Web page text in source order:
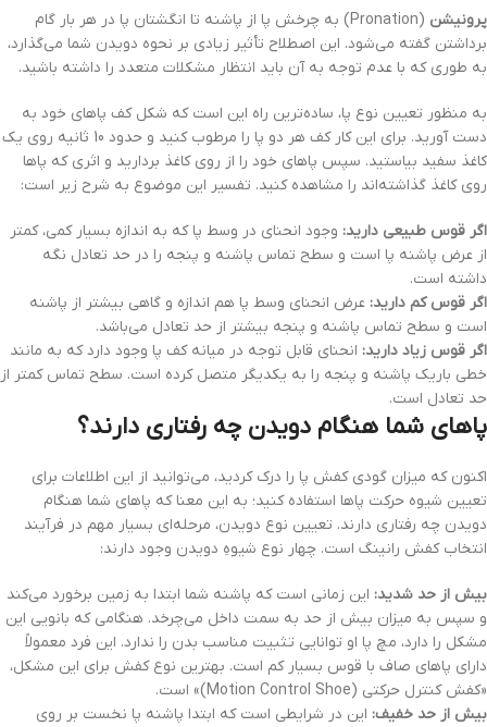
پرونیشن
(Pronation) به چرخش پا از پاشنه تا انگشتان پا در هر بار گام
برداشتن گفته می‌شود. این اصطلاح تأثیر زیادی بر نحوه دویدن شما می‌گذارد،
به طوری که با عدم توجه به آن باید انتظار مشکلات متعدد را داشته باشید.
به منظور تعیین نوع پا، ساده‌ترین راه این است که شکل کف پاهای خود به
دست آورید. برای این کار کف هر دو پا را مرطوب کنید و حدود 10 ثانیه روی یک
کاغذ سفید بیاستید. سپس پاهای خود را از روی کاغذ بردارید و اثری که پاها
روی کاغذ گذاشته‌اند را مشاهده کنید. تفسیر این موضوع به شرح زیر است:
اگر قوس طبیعی دارید: وجود انحنای در وسط پا که به اندازه بسیار کمی، کمتر
از عرض پاشنه پا است و سطح تماس پاشنه و پنجه را در حد تعادل نگه
داشته است.
اگر قوس کم دارید: عرض انحنای وسط پا هم اندازه و گاهی بیشتر از پاشنه
است و سطح تماس پاشنه و پنجه بیشتر از حد تعادل می‌باشد.
اگر قوس زیاد دارید: انحنای قابل توجه در میانه کف پا وجود دارد که به مانند
خطی باریک پاشنه و پنجه را به یکدیگر متصل کرده است. سطح تماس کمتر از
حد تعادل است.
پاهای شما هنگام دویدن چه رفتاری دارند؟
اکنون که میزان گودی کفش پا را درک کردید، می‌توانید از این اطلاعات برای
تعیین شیوه حرکت پاها استفاده کنید؛ به این معنا که پاهای شما هنگام
دویدن چه رفتاری دارند. تعیین نوع دویدن، مرحله‌ای بسیار مهم در فرآیند
انتخاب کفش رانینگ است. چهار نوع شیوهِ دویدن وجود دارند:
بیش از حد شدید: این زمانی است که پاشنه شما ابتدا به زمین برخورد می‌کند
و سپس به میزان بیش از حد به سمت داخل می‌چرخد. هنگامی که بانویی این
مشکل را دارد، مچ پا او توانایی تثبیت مناسب بدن را ندارد. این فرد معمولاً
دارای پاهای صاف با قوس بسیار کم است. بهترین نوع کفش برای این مشکل،
«کفش کنترل حرکتی (Motion Control Shoe)» است.
بیش از حد خفیف: این در شرایطی است که ابتدا پاشنه پا نخست بر روی